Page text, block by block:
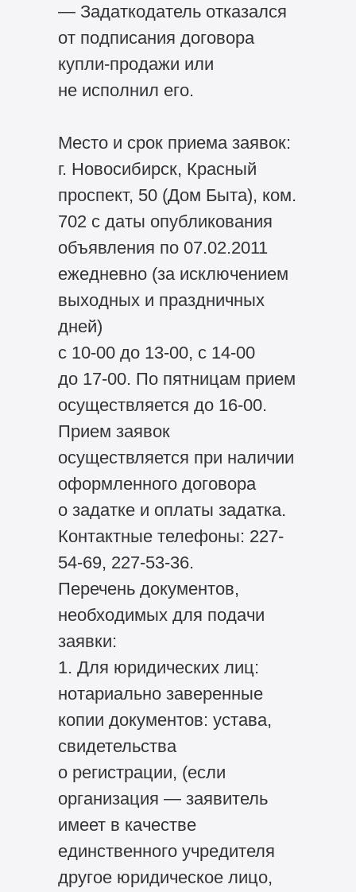
— Задаткодатель отказался
от подписания договора
купли-продажи или
не исполнил его.
Место и срок приема заявок:
г. Новосибирск, Красный
проспект, 50 (Дом Быта), ком.
702 с даты опубликования
объявления по 07.02.2011
ежедневно (за исключением
выходных и праздничных
дней)
с 10-00 до 13-00, с 14-00
до 17-00. По пятницам прием
осуществляется до 16-00.
Прием заявок
осуществляется при наличии
оформленного договора
о задатке и оплаты задатка.
Контактные телефоны: 227-
54-69, 227-53-36.
Перечень документов,
необходимых для подачи
заявки:
1. Для юридических лиц:
нотариально заверенные
копии документов: устава,
свидетельства
о регистрации, (если
организация — заявитель
имеет в качестве
единственного учредителя
другое юридическое лицо,